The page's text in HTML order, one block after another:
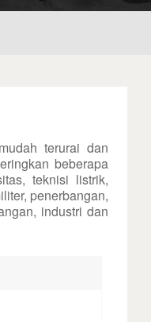
Indonesia
हिन्दी
terurai dan
beberapa
teknisi listrik,
penerbangan,
industri dan